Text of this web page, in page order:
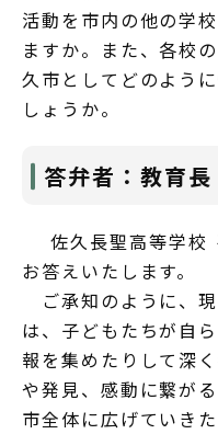
活動を市内の他の学
ますか。また、各校
久市としてどのよう
しょうか。
答弁者：教育長
佐久長聖高等学校
お答えいたします。
ご承知のように、
は、子どもたちが自
報を集めたりして深
や発見、感動に繋が
市全体に広げていき